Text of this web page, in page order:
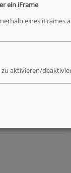
ein iFrame
eines iFrames
zu aktivieren/